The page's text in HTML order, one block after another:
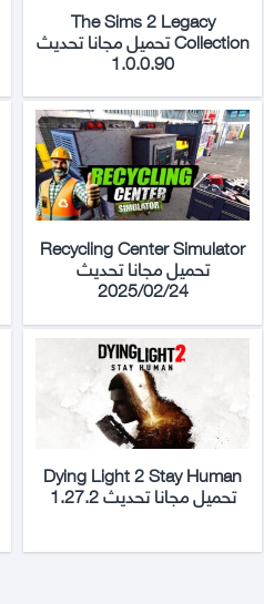
The Sims 2 Legacy
Collection تحميل مجانا تحديث
1.0.0.90
Recycling Center Simulator
تحميل مجانا تحديث
2025/02/24
Dying Light 2 Stay Human
تحميل مجانا تحديث 1.27.2